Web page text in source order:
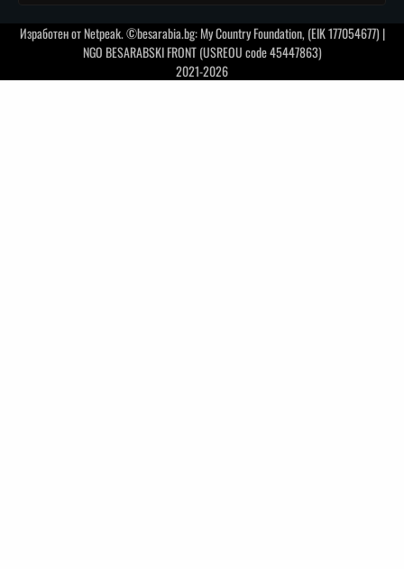
Изработен отNetpeak. ©besarabia.bg: My Country Foundation, (EIK 177054677) |
NGO BESARABSKI FRONT (USREOU code 45447863)
2021-2026